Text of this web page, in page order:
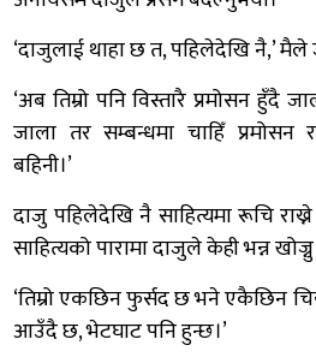
‘दाजुलाई थाहा छ त, पहिलेदेखि नै,’
‘अब तिम्रो पनि विस्तारै प्रमोसन हुँदै
जाला तर सम्बन्धमा चाहिँ प्रमोसन
बहिनी।’
दाजु पहिलेदेखि नै साहित्यमा रूचि
साहित्यको पारामा दाजुले केही भन्न
‘तिम्रो एकछिन फुर्सद छ भने एकैछिन
आउँदै छ, भेटघाट पनि हुन्छ।’